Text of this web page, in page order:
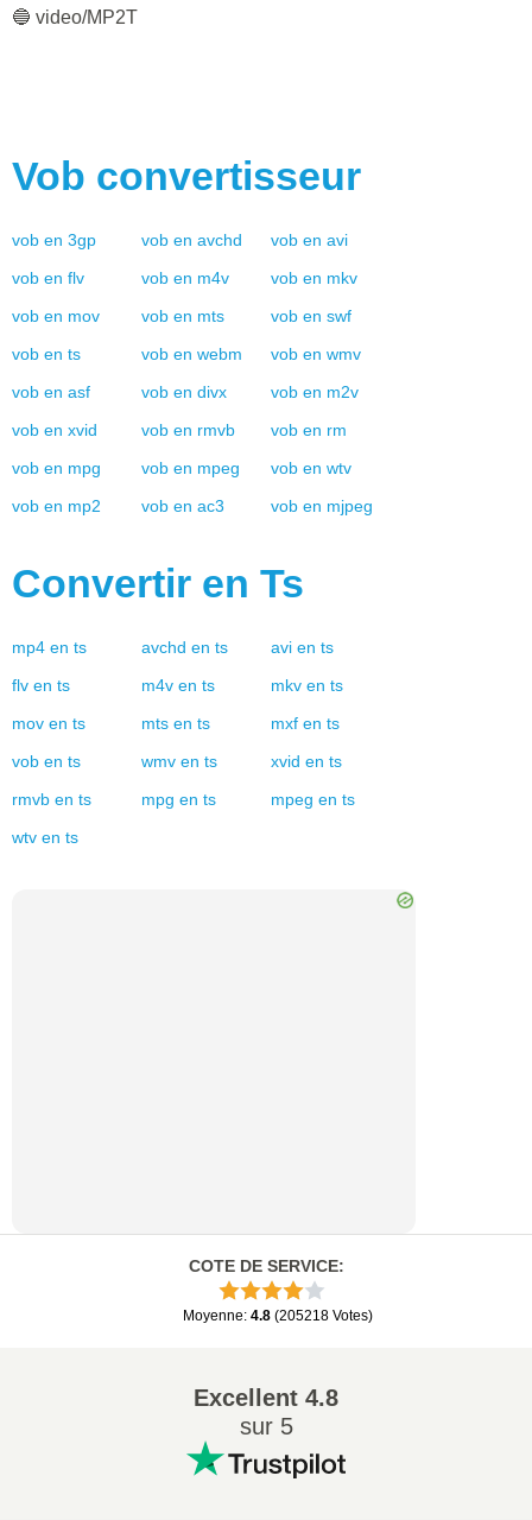
🔵 video/MP2T
Vob convertisseur
vob en 3gp vob en avchd vob en avi
vob en flv vob en m4v vob en mkv
vob en mov vob en mts vob en swf
vob en ts vob en webm vob en wmv
vob en asf vob en divx vob en m2v
vob en xvid vob en rmvb vob en rm
vob en mpg vob en mpeg vob en wtv
vob en mp2 vob en ac3 vob en mjpeg
Convertir en Ts
mp4 en ts avchd en ts avi en ts
flv en ts m4v en ts mkv en ts
mov en ts mts en ts mxf en ts
vob en ts wmv en ts xvid en ts
rmvb en ts mpg en ts mpeg en ts
wtv en ts
COTE DE SERVICE:
Moyenne: 4.8 (205218 Votes)
Excellent 4.8
sur 5